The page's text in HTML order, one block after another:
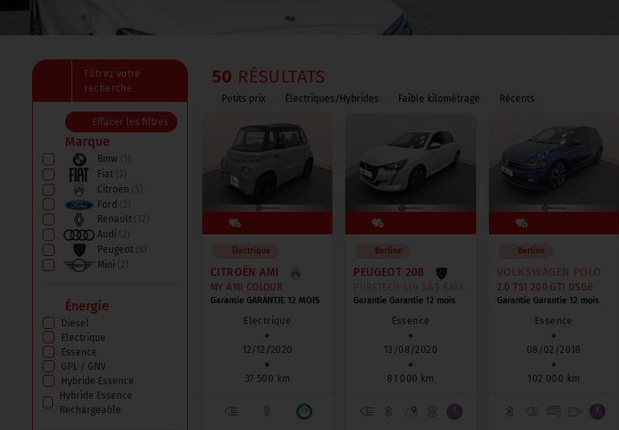
Filtrez votre
recherche
Effacer les filtres
Marque
Bmw
(1)
Fiat (2)
Citroën (5)
Ford (2)
Renault (12)
Audi
(2)
Peugeot
(8)
Mini
(2)
Volkswagen
Ds
Aixam
Énergie
Diesel
Electrique
Essence
GPL / GNV
Hybride Essence
Hybride Essence
Rechargeable
50 RÉSULTATS
Petits prix Électriques/Hybrides Faible kilométrage Récents
Électrique
CITROËN AMI
MY AMI COLOUR
Garantie GARANTIE 12 MOIS
Electrique
●
12/12/2020
●
37 500 km
Berline
PEUGEOT 208
PURETECH 130 S&S EAT8 ALLURE
Garantie Garantie 12 mois
Essence
●
13/08/2020
●
81 000 km
Berline
VOLKSWAGEN POLO
2.0 TSI 200 GTI DSG6
Garantie Garantie 12 mois
Essence
●
08/02/2018
●
102 000 km